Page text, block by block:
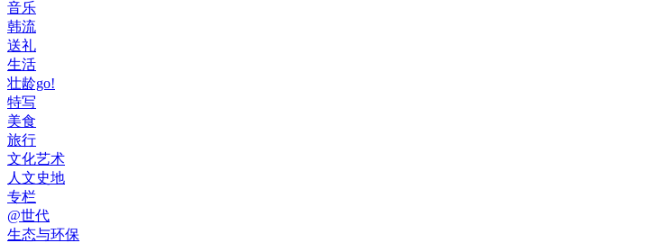
音乐
韩流
送礼
生活
壮龄go!
特写
美食
旅行
文化艺术
人文史地
专栏
@世代
生态与环保